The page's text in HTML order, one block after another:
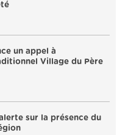
un appel à
Village du Père
sur la présence du